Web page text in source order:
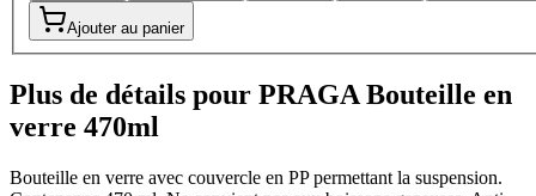
Ajouter au panier
Plus de détails pour PRAGA Bouteille en
verre 470ml
Bouteille en verre avec couvercle en PP permettant la suspension.